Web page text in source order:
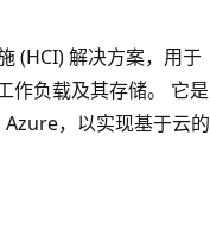
(HCI) 解决方案，用于
作负载及其存储。 它是
，以实现基于云的